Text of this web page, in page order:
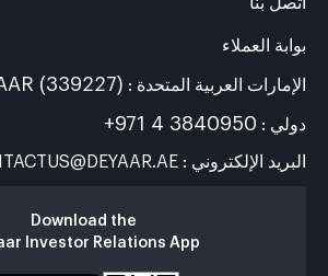
بوابة العملاء
الإمارات العربية المتحدة : (339227)
دولي : +971 4 3840950
البريد الإلكتروني : CONTACTUS@DEYAAR.AE
Download the
Investor Relations App